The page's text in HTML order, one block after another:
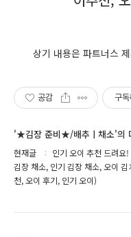
상기 내용은 파트너스
공감 구독
'★김장 준비★/배추ㅣ채소'의
현재글
인기 오이 추천 드려요
김장 채소, 인기 김장 채소, 오이
천, 오이 후기, 인기 오이)